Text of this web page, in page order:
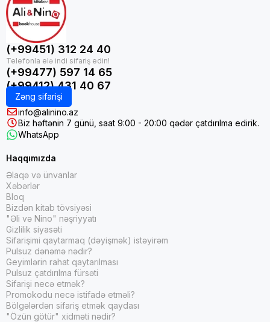
(+99451) 312 24 40
(+99477) 597 14 65
(+99412) 431 40 67
Zəng sifarişi
info@alinino.az
Biz həftənin 7 günü, saat 9:00 - 20:00 qədər çatdırılma edirik.
WhatsApp
Haqqımızda
Əlaqə və ünvanlar
Xəbərlər
Bloq
Bizdən kitab tövsiyəsi
"Əli və Nino" nəşriyyatı
Gizlilik siyasəti
Sifarişimi qaytarmaq (dəyişmək) istəyirəm
Pulsuz dənəmə nədir?
Geyimlərin rahat qaytarılması
Pulsuz çatdırılma fürsəti
Sifarişi necə etmək?
Promokodu necə istifadə etməli?
Bölgələrdən sifariş etmək qaydası
"Özün götür" xidməti nədir?